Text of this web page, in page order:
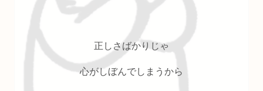
正しさばかりじゃ
心がしぼんでしまうから